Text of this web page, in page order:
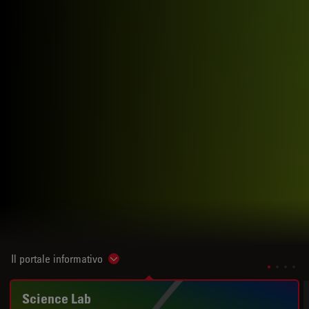
Il portale informativo Show subnavigation
Science Lab